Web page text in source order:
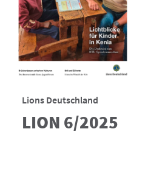
Lions Deutschland
LION 6/2025